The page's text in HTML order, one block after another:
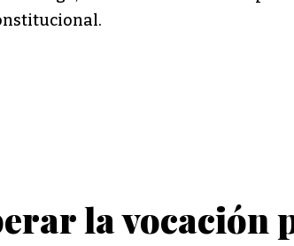
la vocación